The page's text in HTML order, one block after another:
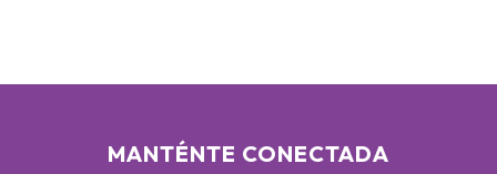
MANTÉNTE CONECTADA